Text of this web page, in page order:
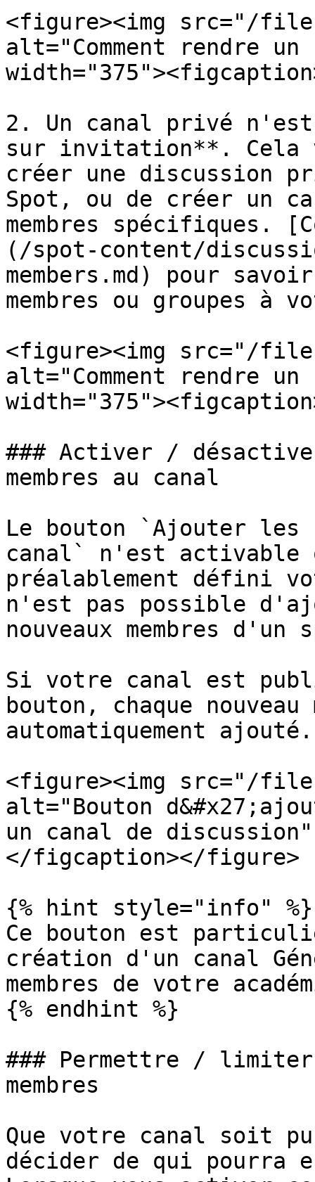
<figure><img src="/files/
alt="Comment rendre
2. Un canal privé
sur invitation**. Cela
créer une discussion
Spot, ou de créer un
membres spécifiques.
(/spot-content/
members.md) pour
membres ou groupes à
<figure><img src="/files/
alt="Comment rendre
### Activer /
membres au canal
Le bouton `Ajouter les
canal` n'est activable
préalablement défini
n'est pas possible
nouveaux membres
Si votre canal est
bouton, chaque
automatiquement ajouté.
<figure><img src="/files/
alt="Bouton
un canal de
</figcaption></figure>
{% hint style="info" %}
Ce bouton est
création d'un canal
membres de votre
{% endhint %}
### Permettre /
membres
Que votre canal soit
décider de qui pourra